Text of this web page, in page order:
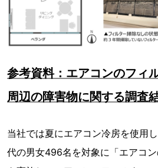
参考資料：エアコンのフィ
周辺の障害物に関する調査
当社では夏にエアコン冷房を使用
代の男女496名を対象に「エアコン